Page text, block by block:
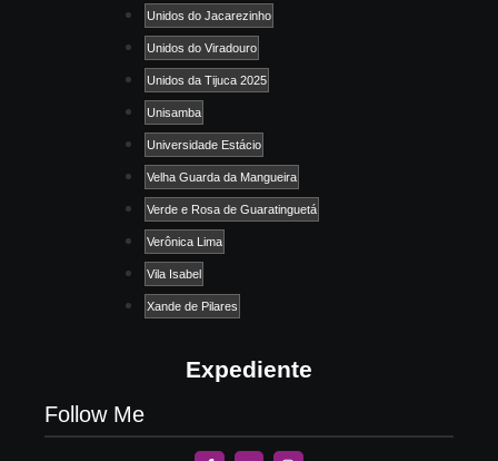
Unidos do Jacarezinho
Unidos do Viradouro
Unidos da Tijuca 2025
Unisamba
Universidade Estácio
Velha Guarda da Mangueira
Verde e Rosa de Guaratinguetá
Verônica Lima
Vila Isabel
Xande de Pilares
Expediente
Follow Me